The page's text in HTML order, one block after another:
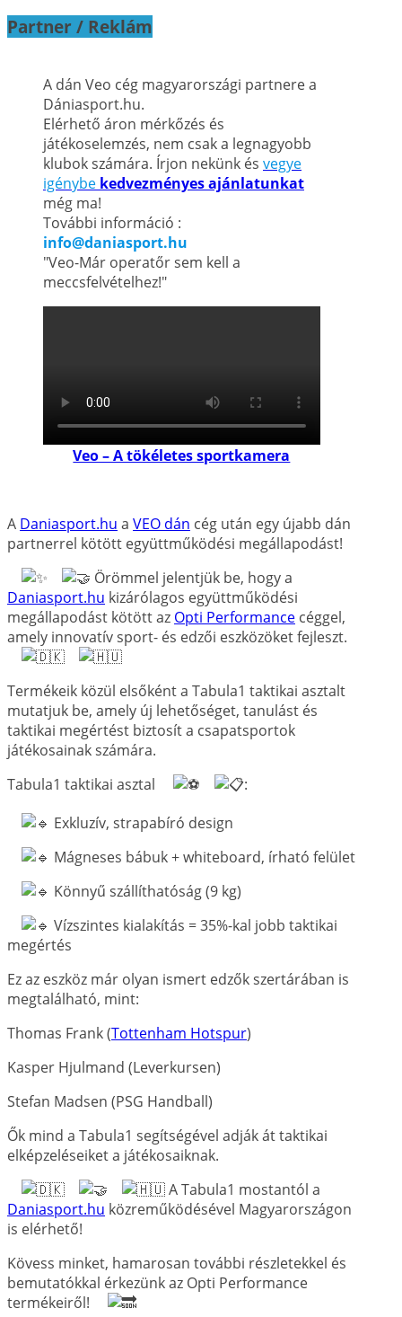
Partner / Reklám
A dán Veo cég magyarországi partnere a
Dániasport.hu.
Elérhető áron mérkőzés és
játékoselemzés, nem csak a legnagyobb
klubok számára. Írjon nekünk és vegye
igénybe kedvezményes ajánlatunkat
még ma!
További információ :
info@daniasport.hu
"Veo-Már operatőr sem kell a
meccsfelvételhez!"
Veo – A tökéletes sportkamera
A Daniasport.hu a VEO dán cég után egy újabb dán
partnerrel kötött együttműködési megállapodást!
Örömmel jelentjük be, hogy a
Daniasport.hu kizárólagos együttműködési
megállapodást kötött az Opti Performance céggel,
amely innovatív sport- és edzői eszközöket fejleszt.
Termékeik közül elsőként a Tabula1 taktikai asztalt
mutatjuk be, amely új lehetőséget, tanulást és
taktikai megértést biztosít a csapatsportok
játékosainak számára.
Tabula1 taktikai asztal
:
Exkluzív, strapabíró design
Mágneses bábuk + whiteboard, írható felület
Könnyű szállíthatóság (9 kg)
Vízszintes kialakítás = 35%-kal jobb taktikai
megértés
Ez az eszköz már olyan ismert edzők szertárában is
megtalálható, mint:
Thomas Frank (Tottenham Hotspur)
Kasper Hjulmand (Leverkursen)
Stefan Madsen (PSG Handball)
Ők mind a Tabula1 segítségével adják át taktikai
elképzeléseiket a játékosaiknak.
A Tabula1 mostantól a
Daniasport.hu közreműködésével Magyarországon
is elérhető!
Kövess minket, hamarosan további részletekkel és
bemutatókkal érkezünk az Opti Performance
termékeiről!